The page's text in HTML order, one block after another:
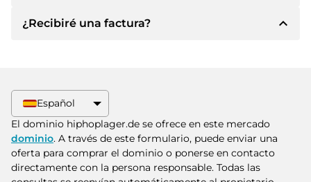
Tras llegar a un acuerdo, el propietario le
Paypal u otros métodos de pago.
Indique siempre el nombre de dominio y el
número de factura al realizar la transferencia.
¿Recibiré una factura? expand_less
superiores, también recibirá un contrato de
compra adicional si lo solicita.
Español
El dominio hiphoplager.de se ofrece en este mercado
dominio. A través de este formulario, puede enviar una
oferta para comprar el dominio o ponerse en contacto
directamente con la persona responsable. Todas las